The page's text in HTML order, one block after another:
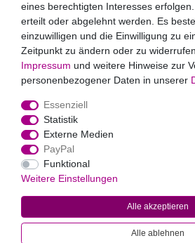
** Hierbei handelt
Zahlungsarten
Widerrufs­recht
Markus Baur Premium Weddings.
Alle Preise inklusive gesetzlicher
Versandkosten. *
eines berechtigten Interesses
erteilt oder abgelehnt werden. Es
einzuwilligen und die Einwilligung zu
Zeitpunkt zu ändern oder zu
Impressum und weitere Hinweise zur
personenbezogener Daten in unserer
Essenziell
Statistik
Externe Medien
PayPal
Funktional
Weitere Einstellungen
Alle akzeptieren
Alle ablehnen